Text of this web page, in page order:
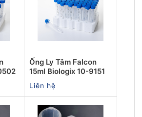
Ống Ly Tâm Falcon
15ml Biologix 10-9151
Liên hệ